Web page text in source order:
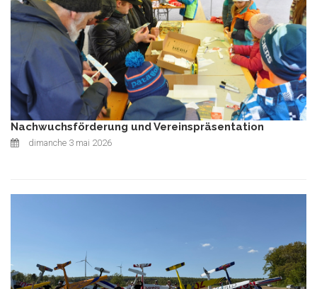
Nachwuchsförderung und Vereinspräsentation
dimanche 3 mai 2026